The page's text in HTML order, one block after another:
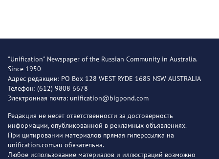
"Unification" Newspaper of the Russian Community in Australia.
Since 1950
Адрес редакции: PO Box 128 WEST RYDE 1685 NSW AUSTRALIA
Телефон: (612) 9808 6678
Электронная почта: unification@bigpond.com
Редакция не несет ответственности за достоверность
информации, опубликованной в рекламных объявлениях.
При цитировании материалов прямая гиперссылка на
unification.com.au обязательна.
Любое использование материалов и иллюстраций возможно